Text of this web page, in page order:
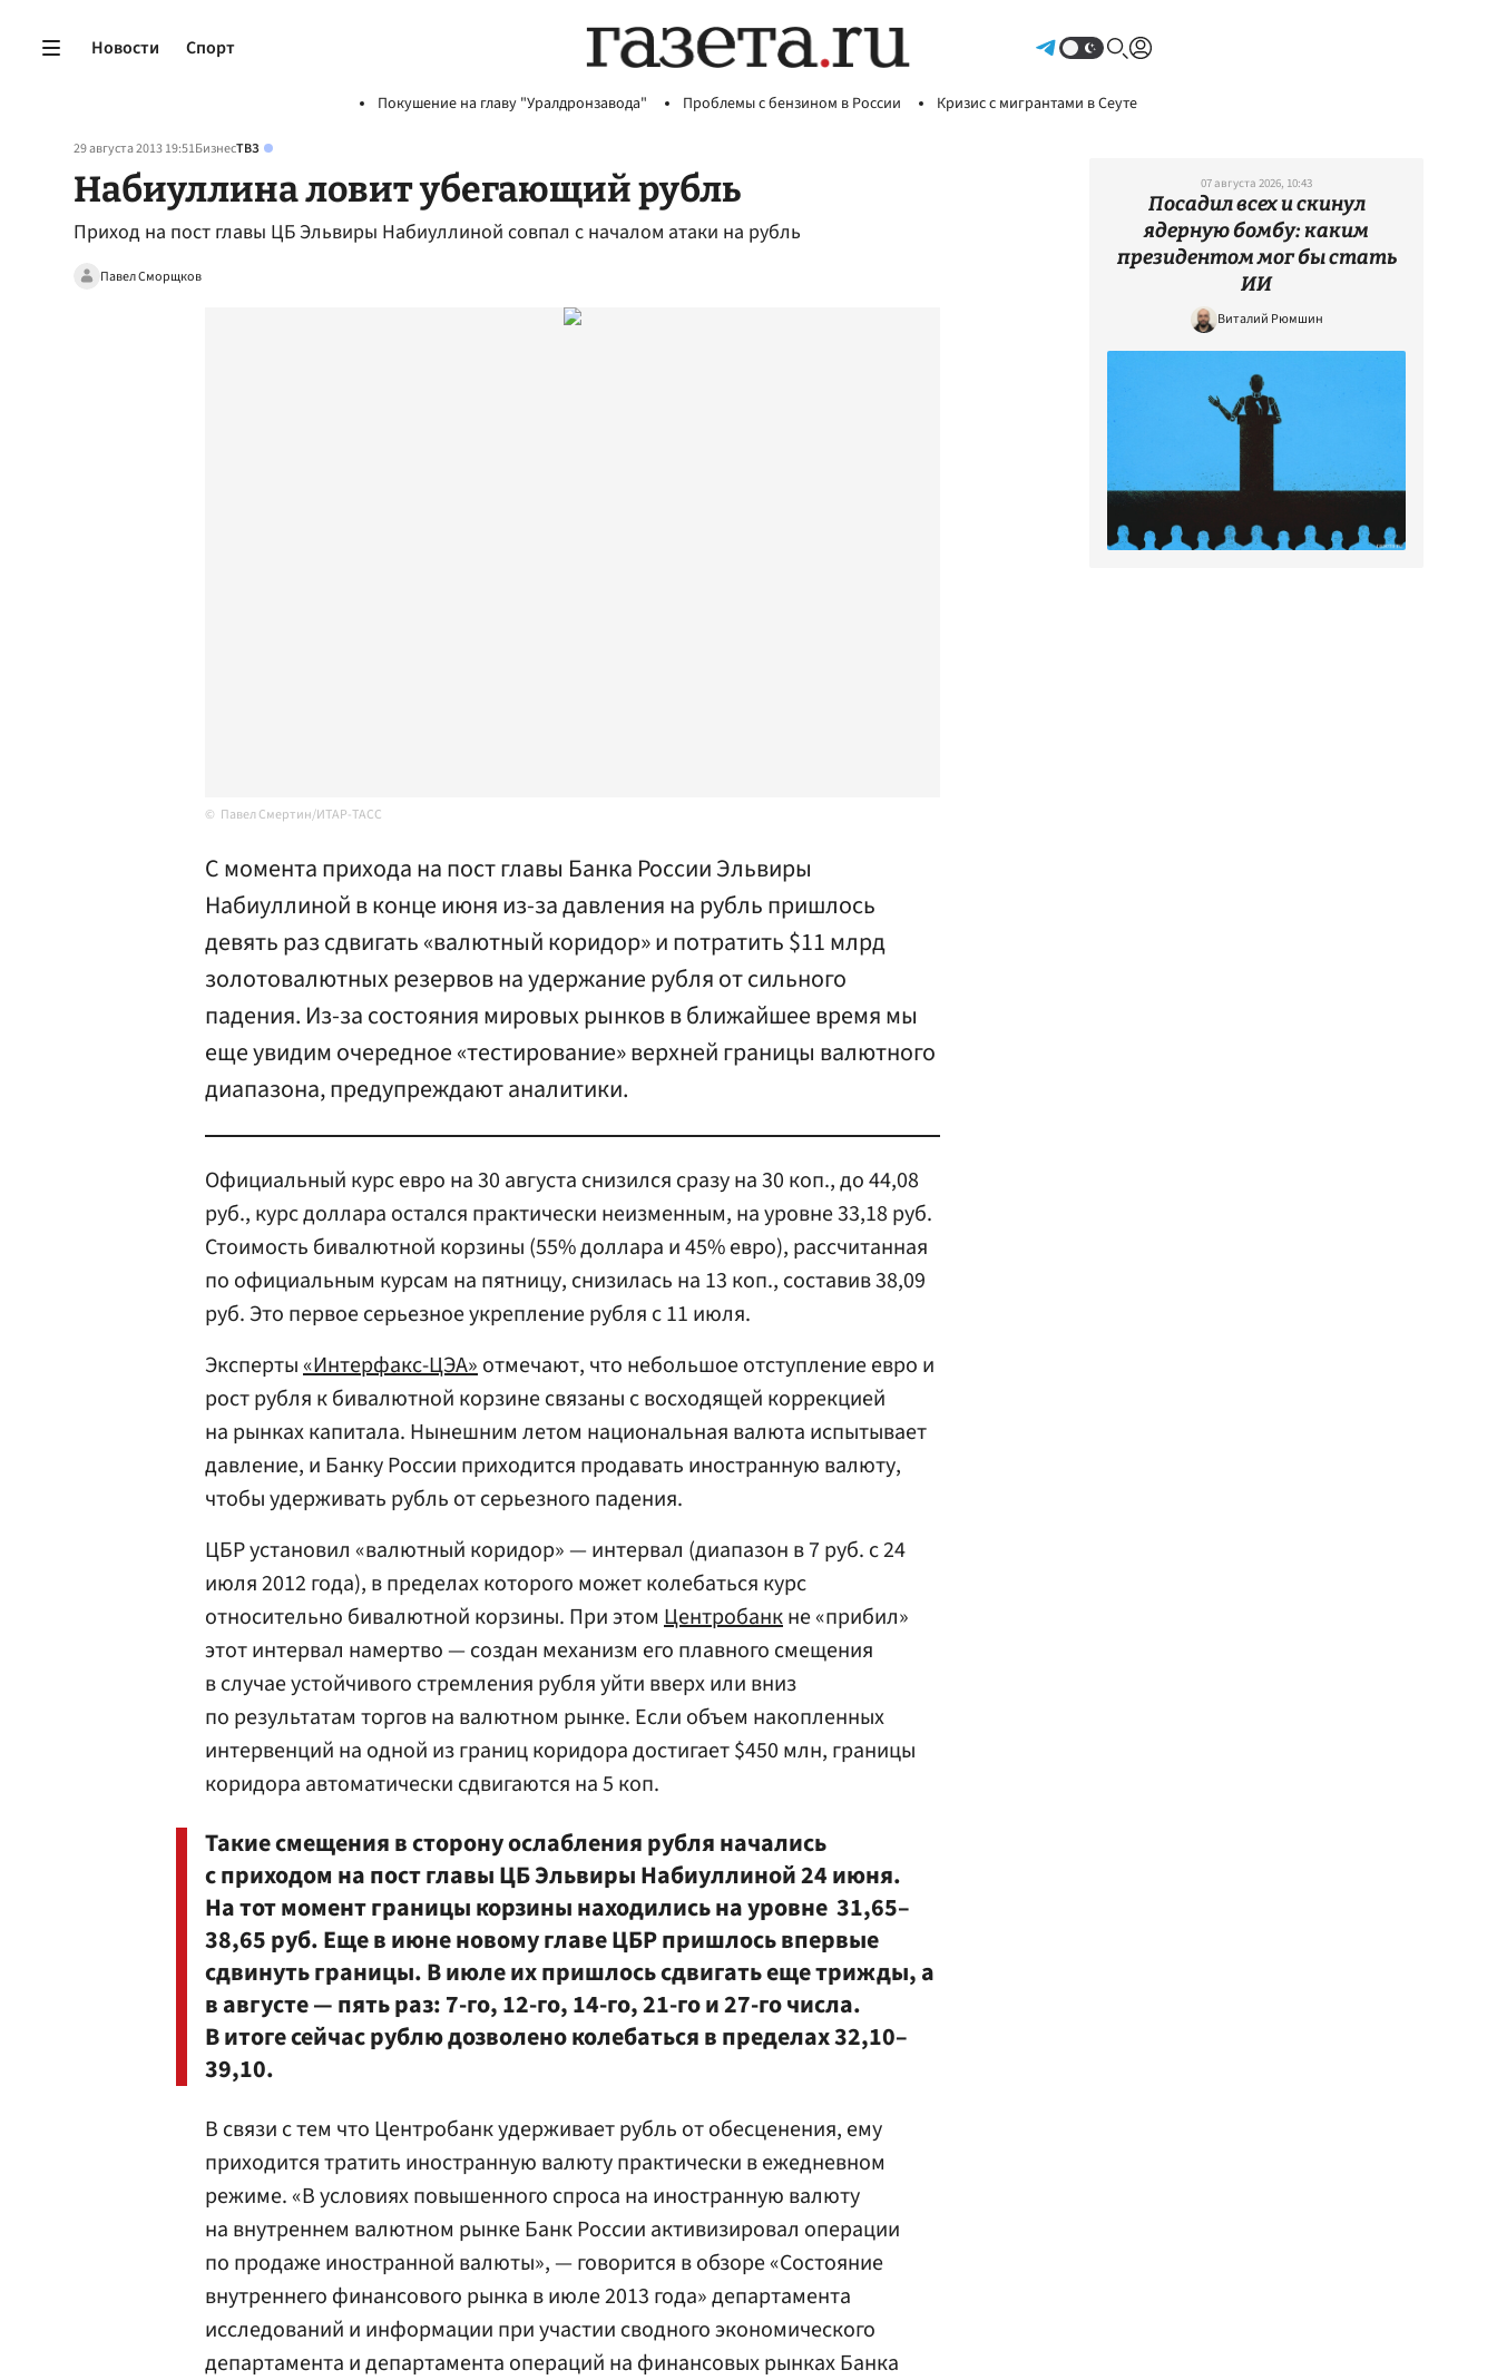
Новости Спорт
Покушение на главу "Уралдронзавода" Проблемы с бензином в России Кризис с мигрантами в Сеуте
29 августа 2013 19:51БизнесТВЗ
Набиуллина ловит убегающий рубль
Приход на пост главы ЦБ Эльвиры Набиуллиной совпал с началом атаки на рубль
Павел Сморщков
Павел Смертин/ИТАР-ТАСС
С момента прихода на пост главы Банка России Эльвиры
Набиуллиной в конце июня из-за давления на рубль пришлось
девять раз сдвигать «валютный коридор» и потратить $11 млрд
золотовалютных резервов на удержание рубля от сильного
падения. Из-за состояния мировых рынков в ближайшее время мы
еще увидим очередное «тестирование» верхней границы валютного
диапазона, предупреждают аналитики.
Официальный курс евро на 30 августа снизился сразу на 30 коп., до 44,08
руб., курс доллара остался практически неизменным, на уровне 33,18 руб.
Стоимость бивалютной корзины (55% доллара и 45% евро), рассчитанная
по официальным курсам на пятницу, снизилась на 13 коп., составив 38,09
руб. Это первое серьезное укрепление рубля с 11 июля.
Эксперты«Интерфакс-ЦЭА»отмечают, что небольшое отступление евро и
рост рубля к бивалютной корзине связаны с восходящей коррекцией
на рынках капитала. Нынешним летом национальная валюта испытывает
давление, и Банку России приходится продавать иностранную валюту,
чтобы удерживать рубль от серьезного падения.
ЦБР установил «валютный коридор» — интервал (диапазон в 7 руб. с 24
июля 2012 года), в пределах которого может колебаться курс
относительно бивалютной корзины. При этом Центробанкне «прибил»
этот интервал намертво — создан механизм его плавного смещения
в случае устойчивого стремления рубля уйти вверх или вниз
по результатам торгов на валютном рынке. Если объем накопленных
интервенций на одной из границ коридора достигает $450 млн, границы
коридора автоматически сдвигаются на 5 коп.
Такие смещения в сторону ослабления рубля начались
с приходом на пост главы ЦБ Эльвиры Набиуллиной 24 июня.
На тот момент границы корзины находились на уровне 31,65–
38,65 руб. Еще в июне новому главе ЦБР пришлось впервые
сдвинуть границы. В июле их пришлось сдвигать еще трижды, а
в августе — пять раз: 7-го, 12-го, 14-го, 21-го и 27-го числа.
В итоге сейчас рублю дозволено колебаться в пределах 32,10–
39,10.
В связи с тем что Центробанк удерживает рубль от обесценения, ему
приходится тратить иностранную валюту практически в ежедневном
режиме. «В условиях повышенного спроса на иностранную валюту
на внутреннем валютном рынке Банк России активизировал операции
по продаже иностранной валюты», — говорится в обзоре «Состояние
внутреннего финансового рынка в июле 2013 года» департамента
исследований и информации при участии сводного экономического
департамента и департамента операций на финансовых рынках Банка
07 августа 2026, 10:43
Посадил всех и скинул
ядерную бомбу: каким
президентом мог бы стать
ИИ
Виталий Рюмшин